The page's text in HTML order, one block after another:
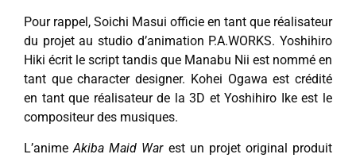
Pour rappel, Soichi Masui officie en tant que réalisateur
du projet au studio d’animation P.A.​WORKS. Yoshihiro
Hiki écrit le script tandis que Manabu Nii est nommé en
tant que character designer. Kohei Ogawa est crédité
en tant que réalisateur de la 3D et Yoshihiro Ike est le
compositeur des musiques.
L’animeAkiba Maid Warest un projet original produit